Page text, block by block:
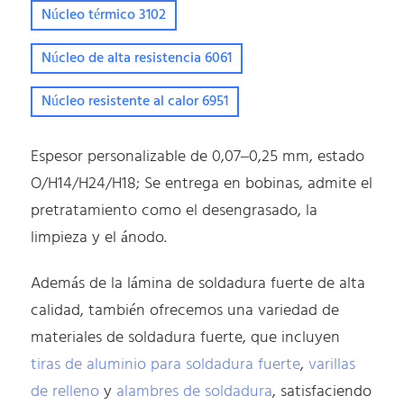
Núcleo térmico 3102
Núcleo de alta resistencia 6061
Núcleo resistente al calor 6951
Espesor personalizable de 0,07–0,25 mm, estado
O/H14/H24/H18; Se entrega en bobinas, admite el
pretratamiento como el desengrasado, la
limpieza y el ánodo.
Además de la lámina de soldadura fuerte de alta
calidad, también ofrecemos una variedad de
materiales de soldadura fuerte, que incluyen
tiras de aluminio para soldadura fuerte,varillas
de rellenoy alambres de soldadura, satisfaciendo